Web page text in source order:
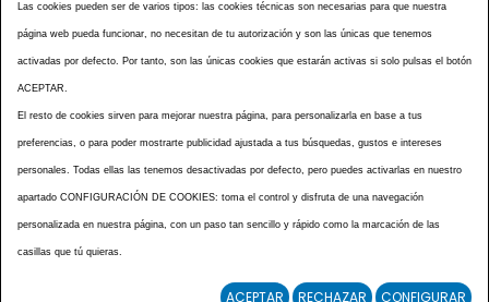
ESPECIAL COVID 19
NOTICIAS
ACCESIBILIDAD
AVISO LEGAL
POLÍTICA PRIVACIDAD
POLÍTICA DE COOKIES
NOTICIAS ICOVAL
NOTICIAS OCV
Las cookies pueden ser de varios tipos: las cookies técnicas son necesarias para que nuestra
página web pueda funcionar, no necesitan de tu autorización y son las únicas que tenemos
activadas por defecto. Por tanto, son las únicas cookies que estarán activas si solo pulsas el botón
ACEPTAR.
El resto de cookies sirven para mejorar nuestra página, para personalizarla en base a tus
preferencias, o para poder mostrarte publicidad ajustada a tus búsquedas, gustos e intereses
personales. Todas ellas las tenemos desactivadas por defecto, pero puedes activarlas en nuestro
apartado CONFIGURACIÓN DE COOKIES: toma el control y disfruta de una navegación
personalizada en nuestra página, con un paso tan sencillo y rápido como la marcación de las
casillas que tú quieras.
ACEPTAR RECHAZAR CONFIGURAR